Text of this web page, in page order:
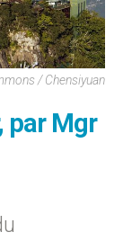
/ Chensiyuan
par Mgr